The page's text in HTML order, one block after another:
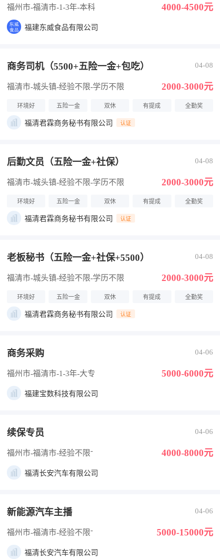
福州市-福清市-1-3年-本科 4000-4500元
福建东威食品有限公司
商务司机（5500+五险一金+包吃） 04-08
福清市-城头镇-经验不限-学历不限 2000-3000元
环境好 五险一金 双休 有提成 全勤奖
福清君霖商务秘书有限公司 认证
后勤文员（五险一金+社保） 04-08
福清市-城头镇-经验不限-学历不限 2000-3000元
环境好 五险一金 双休 有提成 全勤奖
福清君霖商务秘书有限公司 认证
老板秘书（五险一金+社保+5500） 04-08
福清市-城头镇-经验不限-学历不限 2000-3000元
环境好 五险一金 双休 有提成 全勤奖
福清君霖商务秘书有限公司 认证
商务采购 04-06
福州市-福清市-1-3年-大专 5000-6000元
福建宝数科技有限公司
续保专员 04-06
福州市-福清市-经验不限- 4000-8000元
福清长安汽车有限公司
新能源汽车主播 04-06
福州市-福清市-经验不限- 5000-15000元
福清长安汽车有限公司